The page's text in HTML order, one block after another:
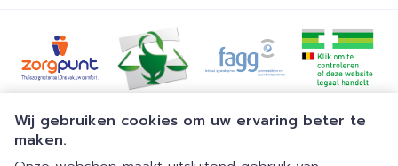
Wij gebruiken cookies om uw ervaring beter te
maken.
Juridische links